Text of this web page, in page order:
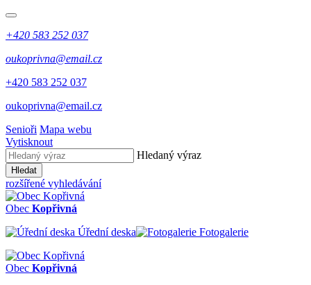
+420 583 252 037
oukoprivna@email.cz
+420 583 252 037
oukoprivna@email.cz
Senioři Mapa webu
Vytisknout
Hledaný výraz
Hledat
rozšířené vyhledávání
Obec Kopřivná
Úřední deska
Fotogalerie
Obec Kopřivná